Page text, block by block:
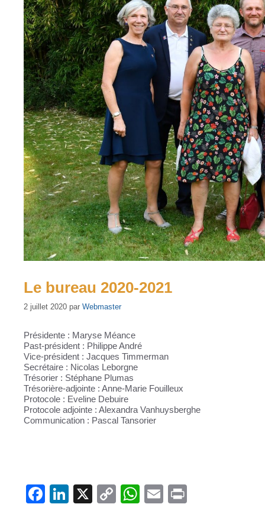
Le bureau 2020-2021
2 juillet 2020 par Webmaster
Présidente : Maryse Méance
Past-président : Philippe André
Vice-président : Jacques Timmerman
Secrétaire : Nicolas Leborgne
Trésorier : Stéphane Plumas
Trésorière-adjointe : Anne-Marie Fouilleux
Protocole : Eveline Debuire
Protocole adjointe : Alexandra Vanhuysberghe
Communication : Pascal Tansorier
F
Li
X
C
W
E